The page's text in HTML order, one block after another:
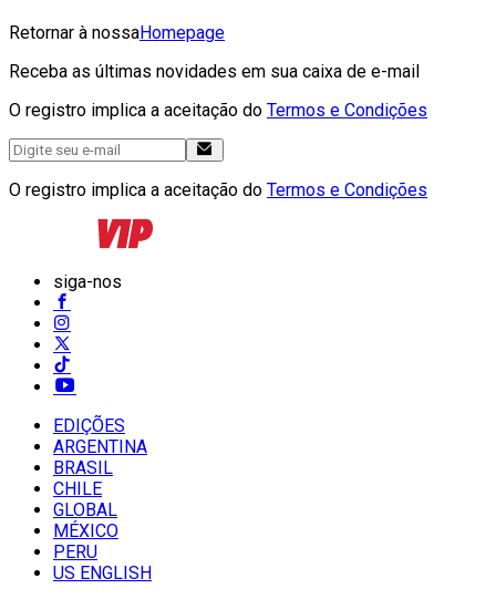
Retornar à nossaHomepage
Receba as últimas novidades em sua caixa de e-mail
O registro implica a aceitação do Termos e Condições
O registro implica a aceitação do Termos e Condições
siga-nos
EDIÇÕES
ARGENTINA
BRASIL
CHILE
GLOBAL
MÉXICO
PERU
US ENGLISH